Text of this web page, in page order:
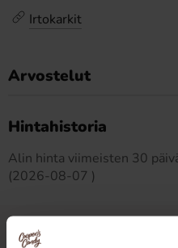
Irtokarkit
Arvostelut
Hintahistoria
Alin hinta viimeisten 30
(2026-08-07 )